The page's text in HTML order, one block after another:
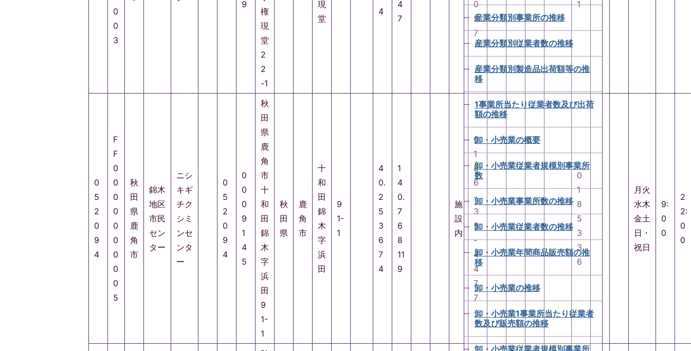
0
0
3
9
権
現
堂
2
2
-1
現
堂
4
4
7
0
5
7
1
0
5
2
0
9
4
F
F
0
0
0
0
0
0
0
0
0
5
秋
田
県
鹿
角
市
錦木
地区
市民
セン
ター
ニシ
キギ
チク
シミ
ンセ
ンタ
ー
0
5
2
0
9
4
0
0
0
9
1
4
5
秋
田
県
鹿
角
市
十
和
田
錦
木
字
浜
田
9
1-
1
秋
田
県
鹿
角
市
十
和
田
錦
木
字
浜
田
9
1-
1
4
0.
2
5
3
6
7
4
1
4
0.
7
6
8
11
9
施
設
内
0
1
8
6
-
3
5
-
4
4
7
7
0
1
8
5
3
3
6
月火
水木
金土
日・
祝日
9:
0
0
2
2:
0
0
産業分類別事業所の推移
産業分類別従業者数の推移
産業分類別製造品出荷額等の推
移
1事業所当たり従業者数及び出荷
額の推移
卸・小売業の概要
卸・小売業従業者規模別事業所
数
卸・小売業事業所数の推移
卸・小売業従業者数の推移
卸・小売業年間商品販売額の推
移
卸・小売業の推移
卸・小売業1事業所当たり従業者
数及び販売額の推移
卸・小売業従業者規模別事業所